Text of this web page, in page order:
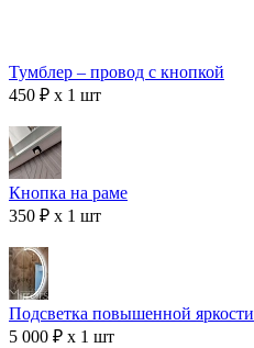
Тумблер – провод с кнопкой
450 ₽ x 1 шт
Кнопка на раме
350 ₽ x 1 шт
Подсветка повышенной яркости
5 000 ₽ x 1 шт